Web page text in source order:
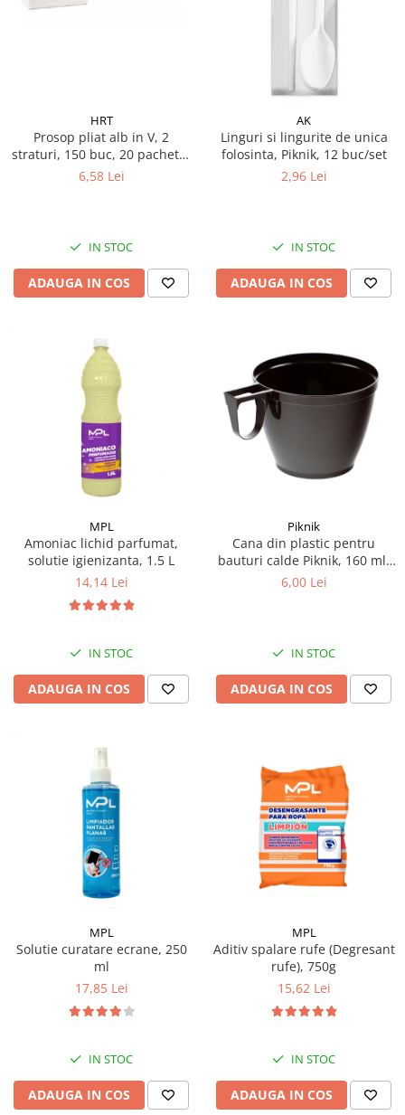
Balsam de rufe
Aditivi spalare
Detergent de rufe
Indepartare pete
Insecticide
Odorizante textile
Odorizante baie
Odorizante Camera
Odorizante Speciale
PACHETE PROMO
Produse de curatare industriala
Solutii de indepartarea cimentului
(decapanti)
Galeti clasice
Raclete
Raclete geam
Raclete pardoseala
Bureti speciali
Accesorii pe coduri de culori
Animale de companie
Articole de bucatarie si catering
Folii si ambalaje
Pahare de unica folosinta
Tacamuri de unica folosinta
Dispensere
Dispensere folie
Dispensere hartie
Dispensere sapun
Hartie igienica
Prosoape pliate
Role medicale
Manusi medicale
Manusi menaj
Pamatuf praf
Pompa apa masina de carotat
Pulverizatoare
Saci de menaj
Sisteme mopuri preimpregnate
Sistem unica folosinta
Uscatoare maini
HRT
Prosop pliat alb in V, 2
straturi, 150 buc, 20 pachete/
bax
6,58 Lei
IN STOC
ADAUGA IN COS
AK
Linguri si lingurite de unica
folosinta, Piknik, 12 buc/set
2,96 Lei
IN STOC
ADAUGA IN COS
MPL
Amoniac lichid parfumat,
solutie igienizanta, 1.5 L
14,14 Lei
IN STOC
ADAUGA IN COS
Piknik
Cana din plastic pentru
bauturi calde Piknik, 160 ml,
12 buc/set
6,00 Lei
IN STOC
ADAUGA IN COS
MPL
Solutie curatare ecrane, 250
ml
17,85 Lei
IN STOC
ADAUGA IN COS
MPL
Aditiv spalare rufe (Degresant
rufe), 750g
15,62 Lei
IN STOC
ADAUGA IN COS